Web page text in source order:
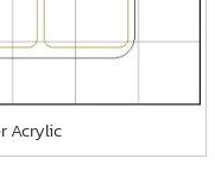
Acrylic